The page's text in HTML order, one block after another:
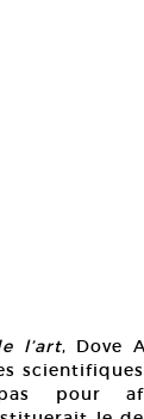
l’art, Dove
pour